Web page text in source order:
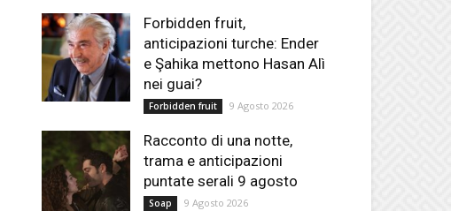
Forbidden fruit,
anticipazioni turche: Ender
e Şahika mettono Hasan Alì
nei guai?
Forbidden fruit 9 Agosto 2026
Racconto di una notte,
trama e anticipazioni
puntate serali 9 agosto
Soap 9 Agosto 2026